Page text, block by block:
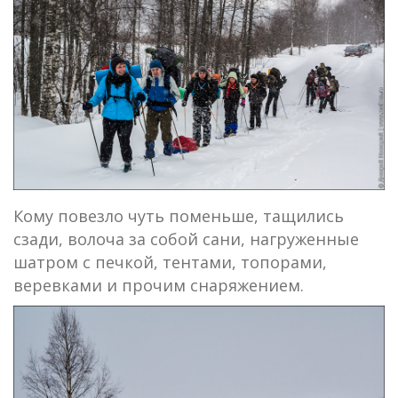
Кому повезло чуть поменьше, тащились
сзади, волоча за собой сани, нагруженные
шатром с печкой, тентами, топорами,
веревками и прочим снаряжением.